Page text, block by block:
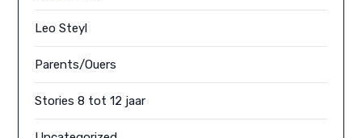
Leo Steyl
Parents/Ouers
Stories 8 tot 12 jaar